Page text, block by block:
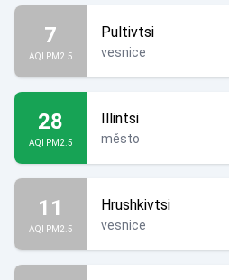
7
AQI PM2.5
Pultivtsi
vesnice
28
AQI PM2.5
Illintsi
město
11
AQI PM2.5
Hrushkivtsi
vesnice